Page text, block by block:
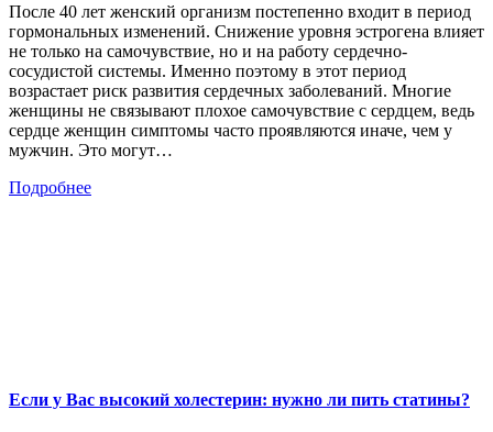
После 40 лет женский организм постепенно входит в период
гормональных изменений. Снижение уровня эстрогена влияет
не только на самочувствие, но и на работу сердечно-
сосудистой системы. Именно поэтому в этот период
возрастает риск развития сердечных заболеваний. Многие
женщины не связывают плохое самочувствие с сердцем, ведь
сердце женщин симптомы часто проявляются иначе, чем у
мужчин. Это могут…
Подробнее
Если у Вас высокий холестерин: нужно ли пить статины?